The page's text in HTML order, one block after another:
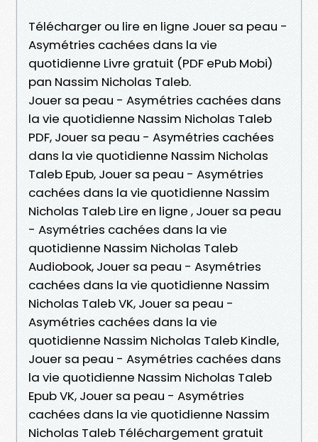
Télécharger ou lire en ligne Jouer sa peau -
Asymétries cachées dans la vie
quotidienne Livre gratuit (PDF ePub Mobi)
pan Nassim Nicholas Taleb.
Jouer sa peau - Asymétries cachées dans
la vie quotidienne Nassim Nicholas Taleb
PDF, Jouer sa peau - Asymétries cachées
dans la vie quotidienne Nassim Nicholas
Taleb Epub, Jouer sa peau - Asymétries
cachées dans la vie quotidienne Nassim
Nicholas Taleb Lire en ligne , Jouer sa peau
- Asymétries cachées dans la vie
quotidienne Nassim Nicholas Taleb
Audiobook, Jouer sa peau - Asymétries
cachées dans la vie quotidienne Nassim
Nicholas Taleb VK, Jouer sa peau -
Asymétries cachées dans la vie
quotidienne Nassim Nicholas Taleb Kindle,
Jouer sa peau - Asymétries cachées dans
la vie quotidienne Nassim Nicholas Taleb
Epub VK, Jouer sa peau - Asymétries
cachées dans la vie quotidienne Nassim
Nicholas Taleb Téléchargement gratuit